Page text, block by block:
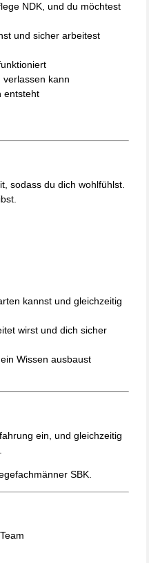
NDK, und du möchtest
und sicher arbeitest
verlassen kann
entsteht
sodass du dich wohlfühlst.
kannst und gleichzeitig
wirst und dich sicher
Wissen ausbaust
ein, und gleichzeitig
SBK